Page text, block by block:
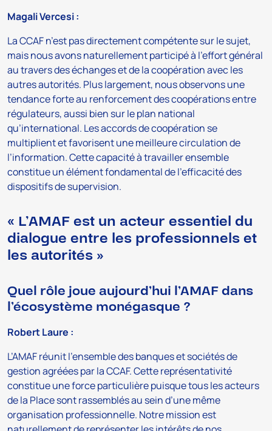
Magali Vercesi :
La CCAF n’est pas directement compétente sur le sujet,
mais nous avons naturellement participé à l’effort général
au travers des échanges et de la coopération avec les
autres autorités. Plus largement, nous observons une
tendance forte au renforcement des coopérations entre
régulateurs, aussi bien sur le plan national
qu’international. Les accords de coopération se
multiplient et favorisent une meilleure circulation de
l’information. Cette capacité à travailler ensemble
constitue un élément fondamental de l’efficacité des
dispositifs de supervision.
« L’AMAF est un acteur essentiel du
dialogue entre les professionnels et
les autorités »
Quel rôle joue aujourd’hui l’AMAF dans
l’écosystème monégasque ?
Robert Laure :
L’AMAF réunit l’ensemble des banques et sociétés de
gestion agréées par la CCAF. Cette représentativité
constitue une force particulière puisque tous les acteurs
de la Place sont rassemblés au sein d’une même
organisation professionnelle. Notre mission est